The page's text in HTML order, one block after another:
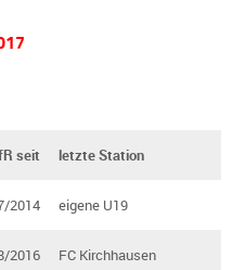
2014 eigene U19
2016 FC Kirchhausen
seit letzte Station